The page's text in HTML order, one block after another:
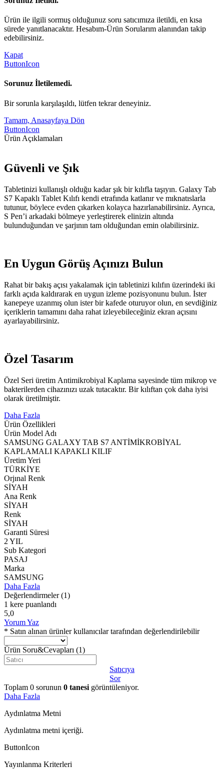
Ürün ile ilgili sormuş olduğunuz soru satıcımıza iletildi, en kısa
sürede yanıtlanacaktır. Hesabım-Ürün Sorularım alanından takip
edebilirsiniz.
Kapat
ButtonIcon
Sorunuz İletilemedi.
Bir sorunla karşılaşıldı, lütfen tekrar deneyiniz.
Tamam, Anasayfaya Dön
ButtonIcon
Ürün Açıklamaları
Güvenli ve Şık
Tabletinizi kullanışlı olduğu kadar şık bir kılıfla taşıyın. Galaxy Tab
S7 Kapaklı Tablet Kılıfı kendi etrafında katlanır ve mıknatıslarla
tutunur, böylece evden çıkarken kolayca hazırlanabilirsiniz. Ayrıca,
S Pen’i arkadaki bölmeye yerleştirerek elinizin altında
bulunduğundan ve şarjının tam olduğundan emin olabilirsiniz.
En Uygun Görüş Açınızı Bulun
Rahat bir bakış açısı yakalamak için tabletinizi kılıfın üzerindeki iki
farklı açıda kaldırarak en uygun izleme pozisyonunu bulun. İster
kanepeye uzanmış olun ister bir kafede oturuyor olun, en sevdiğiniz
içeriklerin tamamını daha rahat izleyebileceğiniz ekran açısını
ayarlayabilirsiniz.
Özel Tasarım
Özel Seri üretim Antimikrobiyal Kaplama sayesinde tüm mikrop ve
bakterilerden cihazınızı uzak tutacaktır. Bir kılıftan çok daha iyisi
olarak üretilmiştir.
Daha Fazla
Ürün Özellikleri
Ürün Model Adı
SAMSUNG GALAXY TAB S7 ANTİMİKROBİYAL
KAPLAMALI KAPAKLI KILIF
Üretim Yeri
TÜRKİYE
Orjınal Renk
SİYAH
Ana Renk
SİYAH
Renk
SİYAH
Garanti Süresi
2 YIL
Sub Kategori
PASAJ
Marka
SAMSUNG
Daha Fazla
Değerlendirmeler (1)
1 kere puanlandı
5,0
Yorum Yaz
* Satın alınan ürünler kullanıcılar tarafından değerlendirilebilir
Ürün Soru&Cevapları (1)
Satıcıya
Sor
Toplam 0 sorunun 0 tanesi görüntüleniyor.
Daha Fazla
Aydınlatma Metni
Aydınlatma metni içeriği.
ButtonIcon
Yayınlanma Kriterleri